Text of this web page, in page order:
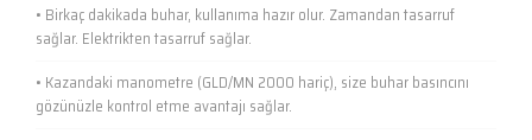
• Birkaç dakikada buhar, kullanıma hazır olur. Zamandan tasarruf
sağlar. Elektrikten tasarruf sağlar.
• Kazandaki manometre (GLD/MN 2000 hariç), size buhar basıncını
gözünüzle kontrol etme avantajı sağlar.